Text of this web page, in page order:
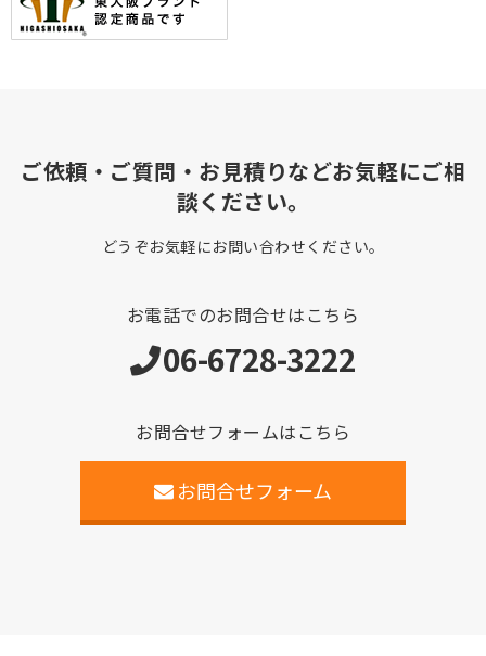
ご依頼・ご質問・お見積りなどお気軽にご相
談ください。
どうぞお気軽にお問い合わせください。
お電話でのお問合せはこちら
06-6728-3222
お問合せフォームはこちら
お問合せフォーム